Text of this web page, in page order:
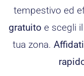
tempestivo ed
gratuito e scegli
tua zona.